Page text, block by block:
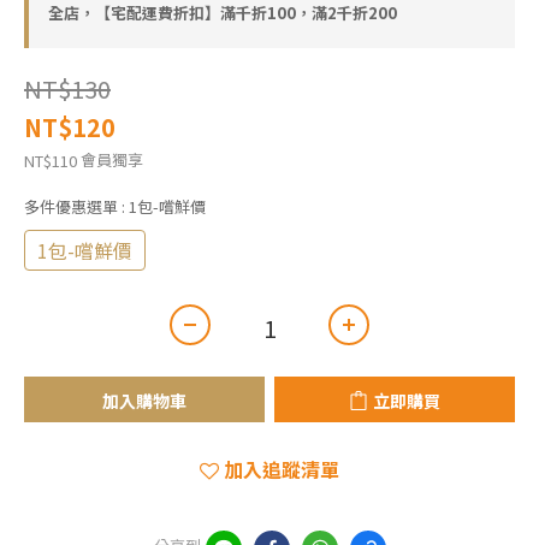
全店，【宅配運費折扣】滿千折100，滿2千折200
NT$130
NT$120
NT$110會員獨享
多件優惠選單 : 1包-嚐鮮價
1包-嚐鮮價
加入購物車 立即購買
加入追蹤清單